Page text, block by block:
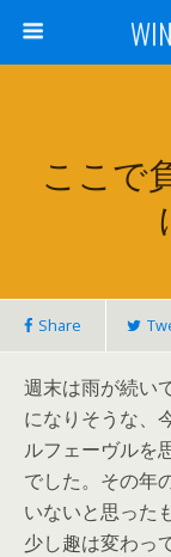
ここで
Share
週末は雨が続い
になりそうな、
ルフェーヴルを
でした。その年
いないと思った
少し趣は変わっ